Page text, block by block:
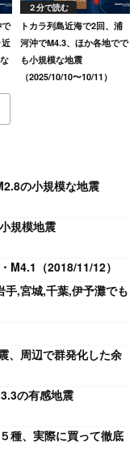
２分で読む
トカラ列島近海で2回、浦
河沖でM4.3、ほか各地でで
も小規模な地震
（2025/10/10〜10/11）
の小規模な地震
規模地震
M4.1（2018/11/12）
手,宮城,千葉,伊予灘でも
、周辺で群発化した余
の有感地震
種、実際に買って徹底